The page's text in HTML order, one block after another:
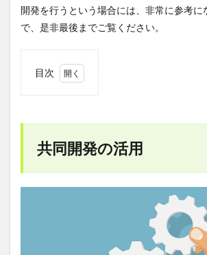
開発を行うという場合には、非常に参考に
で、是非最後までご覧ください。
目次
共同
開発
共同開発の活用